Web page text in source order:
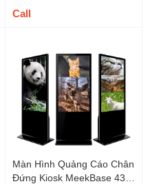
inch - M55FS
Call
Màn Hình Quảng Cáo Chân
Đứng Kiosk MeekBase 43